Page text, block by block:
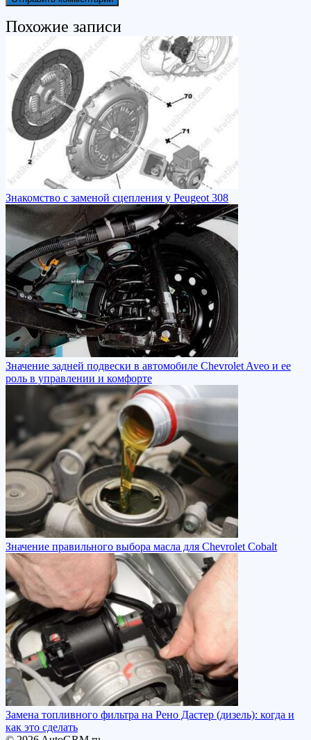
Похожие записи
Знакомство с заменой сцепления у Peugeot 308
Значение задней подвески в автомобиле Chevrolet Aveo и ее
роль в управлении и комфорте
Значение правильного выбора масла для Chevrolet Cobalt
Замена топливного фильтра на Рено Дастер (дизель): когда и
как это сделать